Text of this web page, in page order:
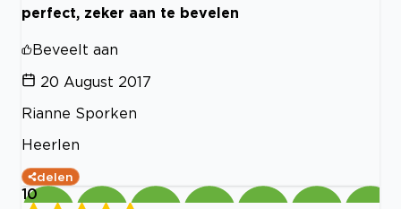
perfect, zeker aan te bevelen
Beveelt aan
20 August 2017
Rianne Sporken
Heerlen
delen
10